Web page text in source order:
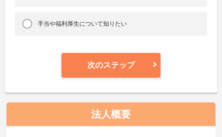
手当や福利厚生について知りたい
次のステップ
法人概要